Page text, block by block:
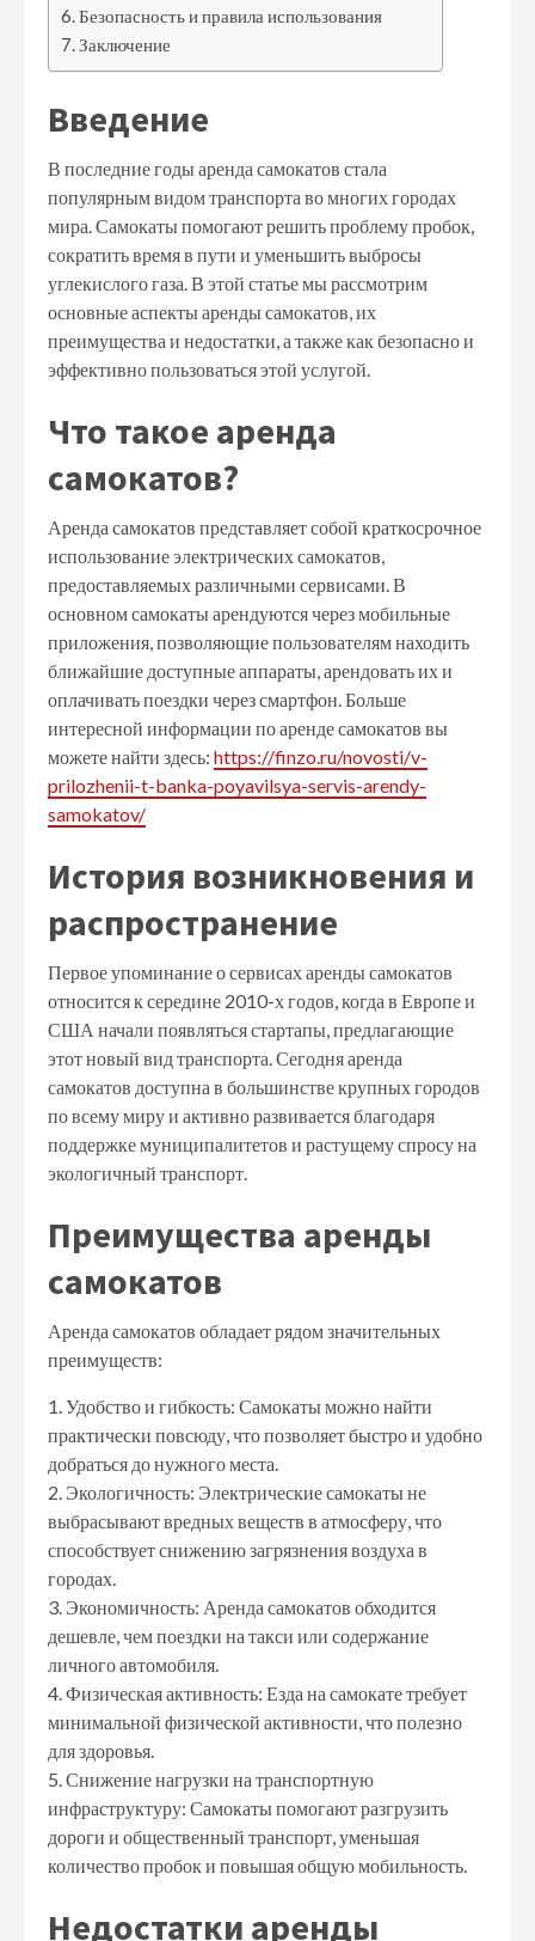
Безопасность и правила использования
Заключение
Введение
В последние годы аренда самокатов стала
популярным видом транспорта во многих городах
мира. Самокаты помогают решить проблему пробок,
сократить время в пути и уменьшить выбросы
углекислого газа. В этой статье мы рассмотрим
основные аспекты аренды самокатов, их
преимущества и недостатки, а также как безопасно и
эффективно пользоваться этой услугой.
Что такое аренда
самокатов?
Аренда самокатов представляет собой краткосрочное
использование электрических самокатов,
предоставляемых различными сервисами. В
основном самокаты арендуются через мобильные
приложения, позволяющие пользователям находить
ближайшие доступные аппараты, арендовать их и
оплачивать поездки через смартфон. Больше
интересной информации по аренде самокатов вы
можете найти здесь: https://finzo.ru/novosti/v-
prilozhenii-t-banka-poyavilsya-servis-arendy-
samokatov/
История возникновения и
распространение
Первое упоминание о сервисах аренды самокатов
относится к середине 2010-х годов, когда в Европе и
США начали появляться стартапы, предлагающие
этот новый вид транспорта. Сегодня аренда
самокатов доступна в большинстве крупных городов
по всему миру и активно развивается благодаря
поддержке муниципалитетов и растущему спросу на
экологичный транспорт.
Преимущества аренды
самокатов
Аренда самокатов обладает рядом значительных
преимуществ:
1. Удобство и гибкость: Самокаты можно найти
практически повсюду, что позволяет быстро и удобно
добраться до нужного места.
2. Экологичность: Электрические самокаты не
выбрасывают вредных веществ в атмосферу, что
способствует снижению загрязнения воздуха в
городах.
3. Экономичность: Аренда самокатов обходится
дешевле, чем поездки на такси или содержание
личного автомобиля.
4. Физическая активность: Езда на самокате требует
минимальной физической активности, что полезно
для здоровья.
5. Снижение нагрузки на транспортную
инфраструктуру: Самокаты помогают разгрузить
дороги и общественный транспорт, уменьшая
количество пробок и повышая общую мобильность.
Недостатки аренды